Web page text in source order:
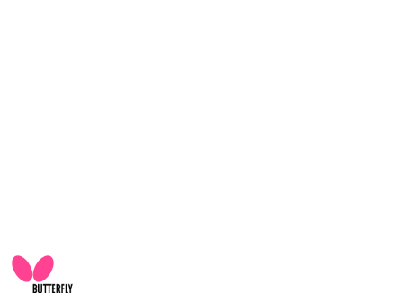
NAZWA
PRODUCENTA:
BUTTERFLY